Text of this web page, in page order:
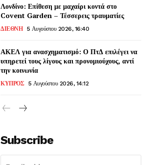
Λονδίνο: Επίθεση με μαχαίρι κοντά στο
Covent Garden – Τέσσερεις τραυματίες
ΔΙΕΘΝΗ 5 Αυγούστου 2026, 16:40
ΑΚΕΛ για ανασχηματισμό: Ο ΠτΔ επιλέγει να
υπηρετεί τους λίγους και προνομιούχους, αντί
την κοινωνία
ΚΥΠΡΟΣ 5 Αυγούστου 2026, 14:12
Subscribe